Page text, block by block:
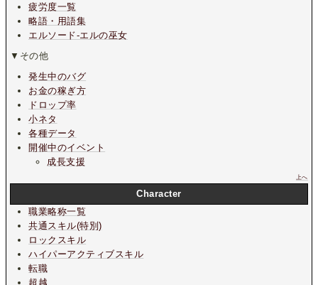
疲労度一覧
略語・用語集
エルソード-エルの巫女
▼その他
発生中のバグ
お金の稼ぎ方
ドロップ率
小ネタ
各種データ
開催中のイベント
成長支援
上へ
Character
職業略称一覧
共通スキル(特別)
ロックスキル
ハイパーアクティブスキル
転職
超越